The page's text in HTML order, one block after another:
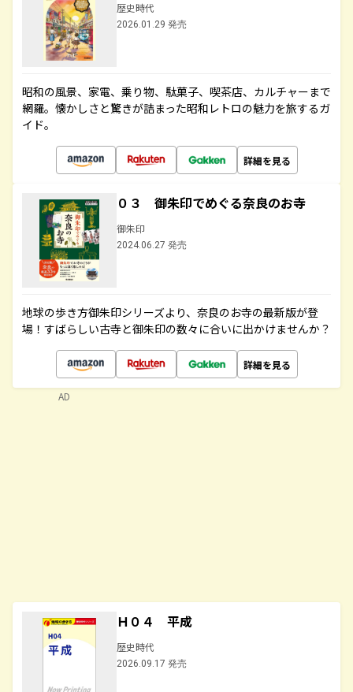
歴史時代
2026.01.29 発売
昭和の風景、家電、乗り物、駄菓子、喫茶店、カルチャーまで
網羅。懐かしさと驚きが詰まった昭和レトロの魅力を旅するガ
イド。
詳細を見る
０３ 御朱印でめぐる奈良のお寺
御朱印
2024.06.27 発売
地球の歩き方御朱印シリーズより、奈良のお寺の最新版が登
場！すばらしい古寺と御朱印の数々に合いに出かけませんか？
詳細を見る
Ｈ０４ 平成
歴史時代
2026.09.17 発売
AD